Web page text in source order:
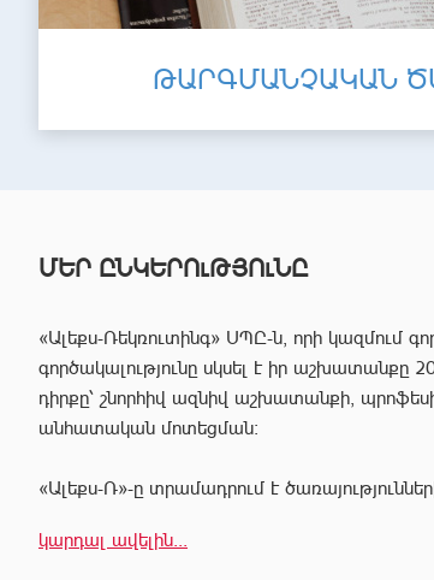
ԹԱՐԳՄԱՆՉԱԿԱՆ
ՄԵՐ ԸՆԿԵՐՈւԹՅՈւՆԸ
«Ալեքս-Ռեկռուտինգ» ՍՊԸ-ն, որի կազմում
գործակալությունը սկսել է իր աշխատանքը
դիրքը՝ շնորհիվ ազնիվ աշխատանքի,
անհատական մոտեցման:
«Ալեքս-Ռ»-ը տրամադրում է
Համապատասխան որակավոման և բազմամյա
կարդալ ավելին...